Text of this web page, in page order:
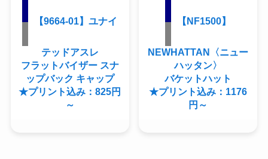
【9664-01】ユナイ
テッドアスレ
フラットバイザー スナ
ップバック キャップ
★プリント込み：825円
～
【NF1500】
NEWHATTAN〈ニュー
ハッタン〉
バケットハット
★プリント込み：1176
円～